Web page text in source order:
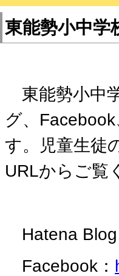
東能勢小中学
東能勢小中
グ、
す。児童生徒
URLからご覧
Hatena
Facebook：